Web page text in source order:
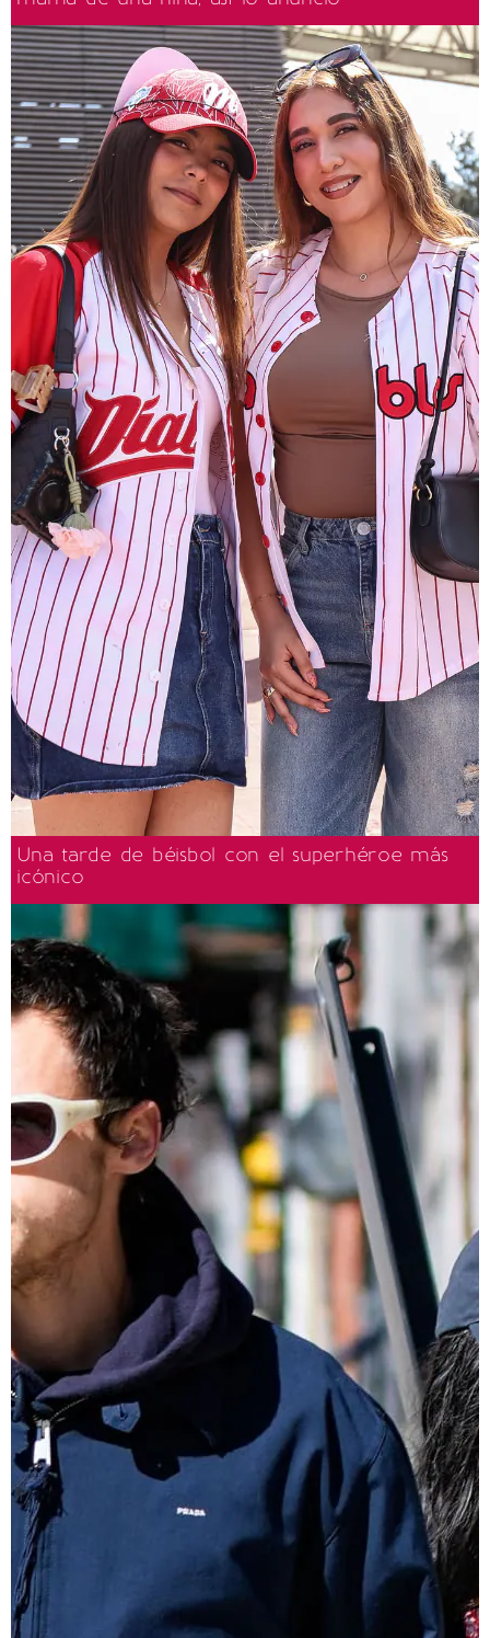
Una tarde de béisbol con el superhéroe más
icónico